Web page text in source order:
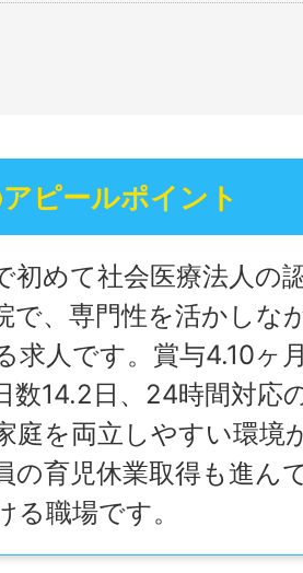
ピールポイント
初めて社会医療法人の
で、専門性を活かしな
求人です。賞与4.10ヶ
数14.2日、24時間対応
庭を両立しやすい環境
の育児休業取得も進ん
る職場です。